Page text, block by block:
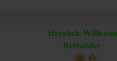
Herzlich
Retrobike